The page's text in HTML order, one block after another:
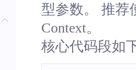
型参数。 推荐
Context。
核心代码段如